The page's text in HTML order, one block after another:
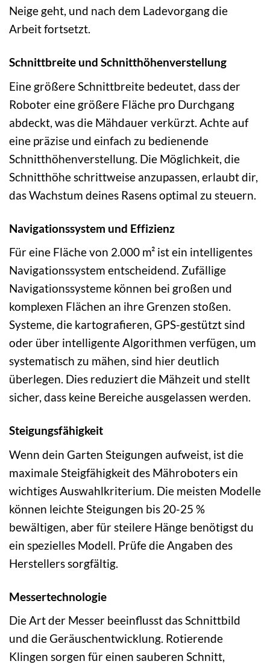
Neige geht, und nach dem Ladevorgang die
Arbeit fortsetzt.
Schnittbreite und Schnitthöhenverstellung
Eine größere Schnittbreite bedeutet, dass der
Roboter eine größere Fläche pro Durchgang
abdeckt, was die Mähdauer verkürzt. Achte auf
eine präzise und einfach zu bedienende
Schnitthöhenverstellung. Die Möglichkeit, die
Schnitthöhe schrittweise anzupassen, erlaubt dir,
das Wachstum deines Rasens optimal zu steuern.
Navigationssystem und Effizienz
Für eine Fläche von 2.000 m² ist ein intelligentes
Navigationssystem entscheidend. Zufällige
Navigationssysteme können bei großen und
komplexen Flächen an ihre Grenzen stoßen.
Systeme, die kartografieren, GPS-gestützt sind
oder über intelligente Algorithmen verfügen, um
systematisch zu mähen, sind hier deutlich
überlegen. Dies reduziert die Mähzeit und stellt
sicher, dass keine Bereiche ausgelassen werden.
Steigungsfähigkeit
Wenn dein Garten Steigungen aufweist, ist die
maximale Steigfähigkeit des Mähroboters ein
wichtiges Auswahlkriterium. Die meisten Modelle
können leichte Steigungen bis 20-25 %
bewältigen, aber für steilere Hänge benötigst du
ein spezielles Modell. Prüfe die Angaben des
Herstellers sorgfältig.
Messertechnologie
Die Art der Messer beeinflusst das Schnittbild
und die Geräuschentwicklung. Rotierende
Klingen sorgen für einen sauberen Schnitt,